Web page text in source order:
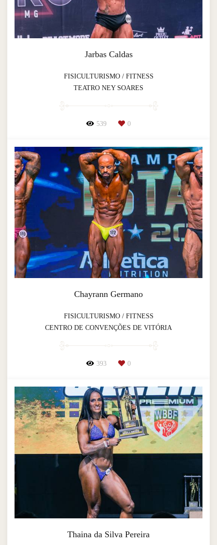
Jarbas Caldas
FISICULTURISMO / FITNESS
TEATRO NEY SOARES
539 0
Chayrann Germano
FISICULTURISMO / FITNESS
CENTRO DE CONVENÇÕES DE VITÓRIA
393 0
Thaina da Silva Pereira